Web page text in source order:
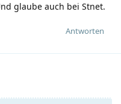
glaube auch bei Stnet.
Antworten